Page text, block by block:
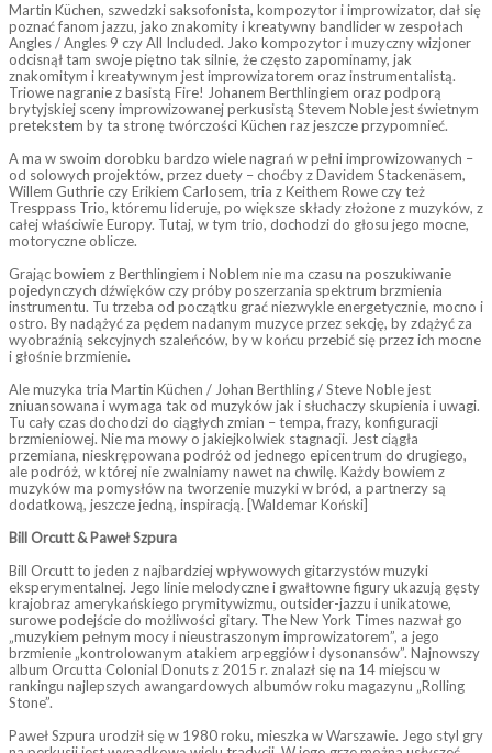
Martin Küchen, szwedzki saksofonista, kompozytor i improwizator, dał się
poznać fanom jazzu, jako znakomity i kreatywny bandlider w zespołach
Angles / Angles 9 czy All Included. Jako kompozytor i muzyczny wizjoner
odcisnął tam swoje piętno tak silnie, że często zapominamy, jak
znakomitym i kreatywnym jest improwizatorem oraz instrumentalistą.
Triowe nagranie z basistą Fire! Johanem Berthlingiem oraz podporą
brytyjskiej sceny improwizowanej perkusistą Stevem Noble jest świetnym
pretekstem by ta stronę twórczości Küchen raz jeszcze przypomnieć.
A ma w swoim dorobku bardzo wiele nagrań w pełni improwizowanych –
od solowych projektów, przez duety – choćby z Davidem Stackenäsem,
Willem Guthrie czy Erikiem Carlosem, tria z Keithem Rowe czy też
Tresppass Trio, któremu lideruje, po większe składy złożone z muzyków, z
całej właściwie Europy. Tutaj, w tym trio, dochodzi do głosu jego mocne,
motoryczne oblicze.
Grając bowiem z Berthlingiem i Noblem nie ma czasu na poszukiwanie
pojedynczych dźwięków czy próby poszerzania spektrum brzmienia
instrumentu. Tu trzeba od początku grać niezwykle energetycznie, mocno i
ostro. By nadążyć za pędem nadanym muzyce przez sekcję, by zdążyć za
wyobraźnią sekcyjnych szaleńców, by w końcu przebić się przez ich mocne
i głośnie brzmienie.
Ale muzyka tria Martin Küchen / Johan Berthling / Steve Noble jest
zniuansowana i wymaga tak od muzyków jak i słuchaczy skupienia i uwagi.
Tu cały czas dochodzi do ciągłych zmian – tempa, frazy, konfiguracji
brzmieniowej. Nie ma mowy o jakiejkolwiek stagnacji. Jest ciągła
przemiana, nieskrępowana podróż od jednego epicentrum do drugiego,
ale podróż, w której nie zwalniamy nawet na chwilę. Każdy bowiem z
muzyków ma pomysłów na tworzenie muzyki w bród, a partnerzy są
dodatkową, jeszcze jedną, inspiracją. [Waldemar Koński]
Bill Orcutt & Paweł Szpura
Bill Orcutt to jeden z najbardziej wpływowych gitarzystów muzyki
eksperymentalnej. Jego linie melodyczne i gwałtowne figury ukazują gęsty
krajobraz amerykańskiego prymitywizmu, outsider-jazzu i unikatowe,
surowe podejście do możliwości gitary. The New York Times nazwał go
„muzykiem pełnym mocy i nieustraszonym improwizatorem”, a jego
brzmienie „kontrolowanym atakiem arpeggiów i dysonansów”. Najnowszy
album Orcutta Colonial Donuts z 2015 r. znalazł się na 14 miejscu w
rankingu najlepszych awangardowych albumów roku magazynu „Rolling
Stone”.
Paweł Szpura urodził się w 1980 roku, mieszka w Warszawie. Jego styl gry